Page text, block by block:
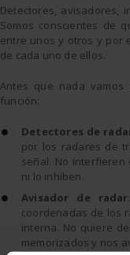
Detectores, avisadores,
Somos conscientes de
entre unos y otros y por
de cada uno de ellos.
Antes que nada
función:
Detectores de
por los radares de
señal. No
ni lo inhiben.
Avisador de radar
coordenadas de los
interna. No quiere
memorizados y nos